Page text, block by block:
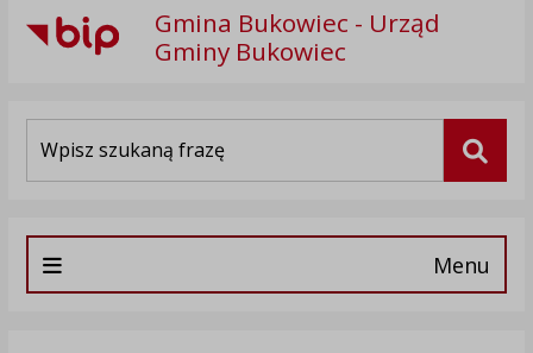
Gmina Bukowiec - Urząd
Gminy Bukowiec
Menu